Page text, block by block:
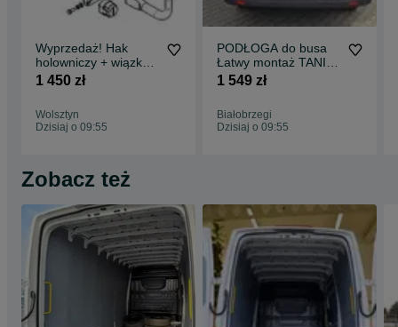
Wyprzedaż! Hak
holowniczy + wiązka
7-PIN Opel Mokka
1 450 zł
Wolsztyn
Dzisiaj o 09:55
PODŁOGA do busa
Łatwy montaż TANIA
WYSYŁKA Zabudowa
1 549 zł
Białobrzegi
Dzisiaj o 09:55
Zobacz też